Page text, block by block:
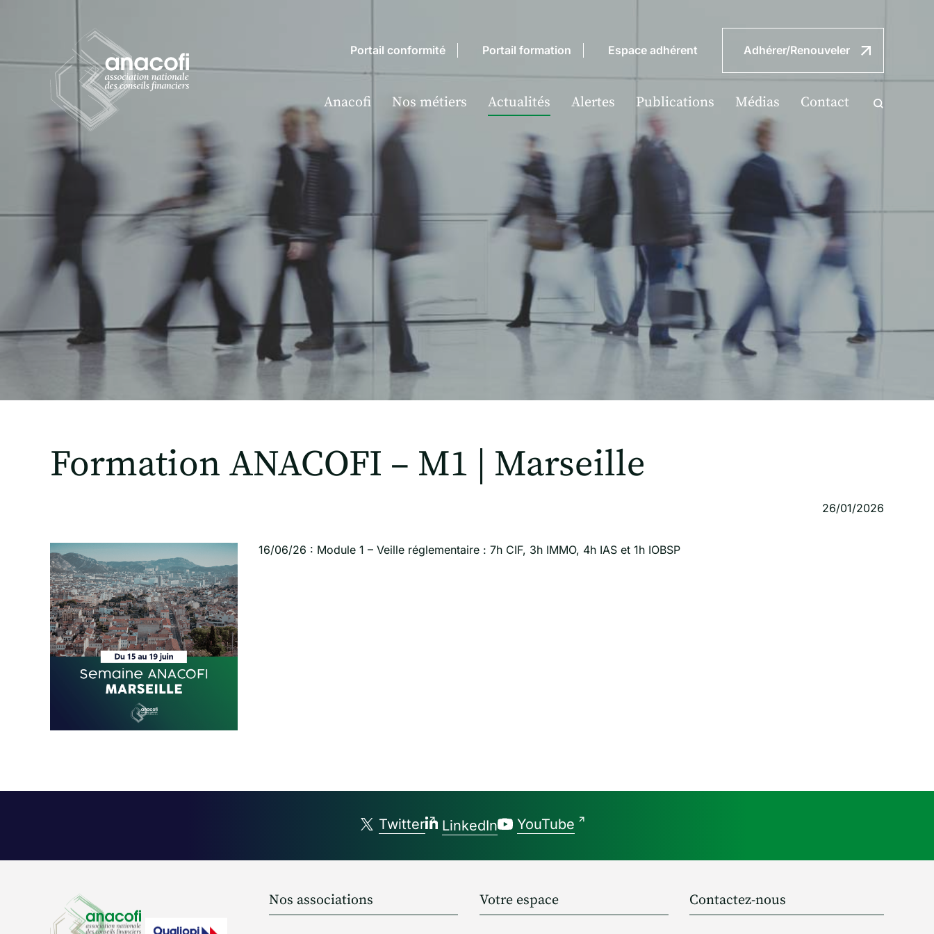
Portail conformité Portail formation Espace adhérent Adhérer/Renouveler
Anacofi Nos métiers Actualités Alertes Publications Médias Contact
Formation ANACOFI – M1 | Marseille
26/01/2026
16/06/26 : Module 1 – Veille réglementaire : 7h CIF, 3h IMMO, 4h IAS et 1h IOBSP
Twitter LinkedIn YouTube
Nos associations Votre espace Contactez-nous